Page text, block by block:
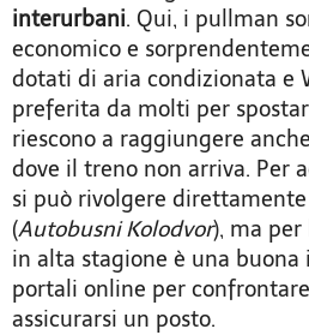
interurbani. Qui, i pullman
economico e
dotati di aria condizionata e
preferita da molti per
riescono a raggiungere
dove il treno non arriva. Per
si può rivolgere
(Autobusni Kolodvor), ma
in alta stagione è una buona
portali online per
assicurarsi un posto.